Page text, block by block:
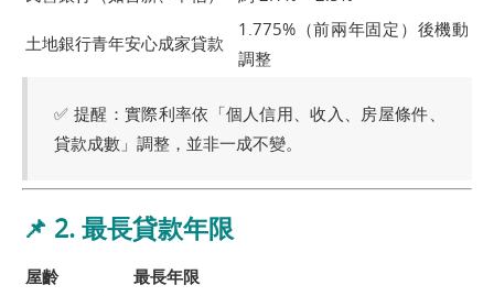
土地銀行青年安心成家貸款
1.775%（前兩年固定）後機動
調整
✅ 提醒：實際利率依「個人信用、收入、房屋條件、
貸款成數」調整，並非一成不變。
📌 2. 最長貸款年限
屋齡
最長年限